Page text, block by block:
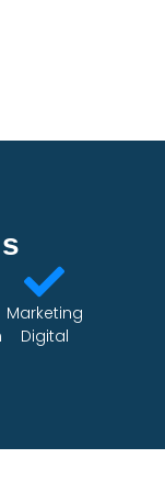
Marketing
Digital